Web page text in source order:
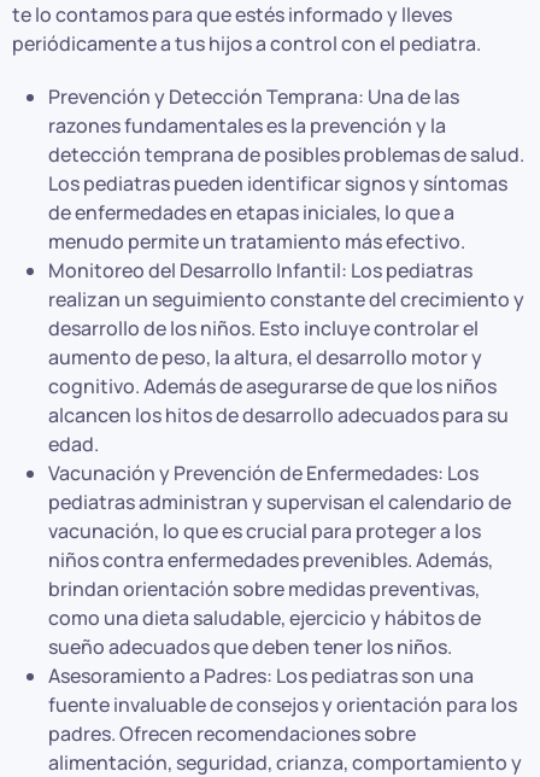
te lo contamos para que estés informado y lleves
periódicamente a tus hijos a control con el pediatra.
Prevención y Detección Temprana: Una de las
razones fundamentales es la prevención y la
detección temprana de posibles problemas de salud.
Los pediatras pueden identificar signos y síntomas
de enfermedades en etapas iniciales, lo que a
menudo permite un tratamiento más efectivo.
Monitoreo del Desarrollo Infantil: Los pediatras
realizan un seguimiento constante del crecimiento y
desarrollo de los niños. Esto incluye controlar el
aumento de peso, la altura, el desarrollo motor y
cognitivo. Además de asegurarse de que los niños
alcancen los hitos de desarrollo adecuados para su
edad.
Vacunación y Prevención de Enfermedades: Los
pediatras administran y supervisan el calendario de
vacunación, lo que es crucial para proteger a los
niños contra enfermedades prevenibles. Además,
brindan orientación sobre medidas preventivas,
como una dieta saludable, ejercicio y hábitos de
sueño adecuados que deben tener los niños.
Asesoramiento a Padres: Los pediatras son una
fuente invaluable de consejos y orientación para los
padres. Ofrecen recomendaciones sobre
alimentación, seguridad, crianza, comportamiento y